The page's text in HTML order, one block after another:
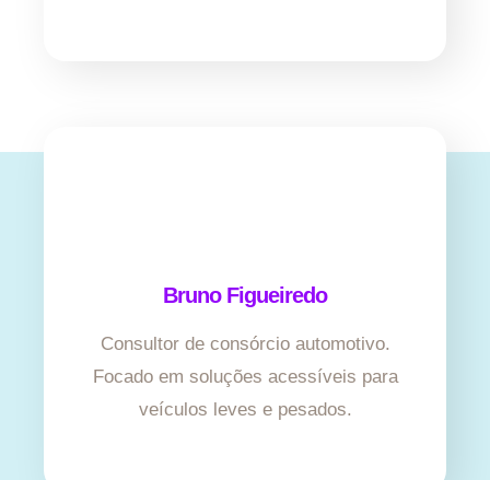
Bruno Figueiredo
Consultor de consórcio automotivo.
Focado em soluções acessíveis para
veículos leves e pesados.